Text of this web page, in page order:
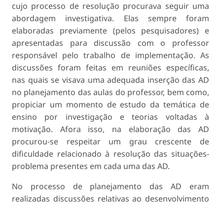
cujo processo de resolução procurava seguir uma
abordagem investigativa. Elas sempre foram
elaboradas previamente (pelos pesquisadores) e
apresentadas para discussão com o professor
responsável pelo trabalho de implementação. As
discussões foram feitas em reuniões específicas,
nas quais se visava uma adequada inserção das AD
no planejamento das aulas do professor, bem como,
propiciar um momento de estudo da temática de
ensino por investigação e teorias voltadas à
motivação. Afora isso, na elaboração das AD
procurou-se respeitar um grau crescente de
dificuldade relacionado à resolução das situações-
problema presentes em cada uma das AD.
No processo de planejamento das AD eram
realizadas discussões relativas ao desenvolvimento